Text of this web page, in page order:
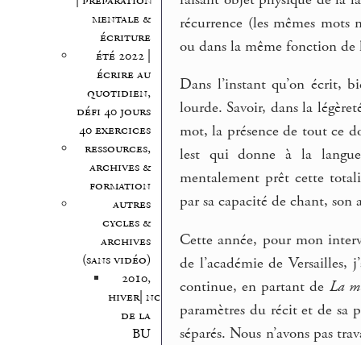
mentale &
écriture
été 2022 |
écrire au
quotidien,
défi 40 jours
40 exercices
ressources,
archives &
formation
autres
cycles &
archives
(sans vidéo)
2010,
hiver| nocturnes
de la
BU
récurrence (les mêmes
ou dans la même fonction
Dans l’instant qu’on écrit,
lourde. Savoir, dans la
mot, la présence de tout ce
lest qui donne à la
mentalement prêt cette
par sa capacité de chant, son
Cette année, pour mon
de l’académie de Versailles,
continue, en partant de La
paramètres du récit et de sa
séparés. Nous n’avons pas